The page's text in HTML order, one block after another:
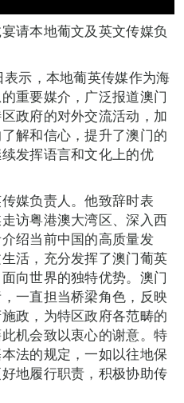
请本地葡文及英文传媒负
示，本地葡英传媒作为海
重要媒介，广泛报道澳门
政府的对外交流活动，加
解和信心，提升了澳门的
发挥语言和文化上的优
媒负责人。他致辞时表
访粤港澳大湾区、深入西
绍当前中国的高质量发
活，充分发挥了澳门葡英
向世界的独特优势。澳门
一直担当桥梁角色，反映
政，为特区政府各范畴的
机会致以衷心的谢意。特
法的规定，一如以往地保
地履行职责，积极协助传